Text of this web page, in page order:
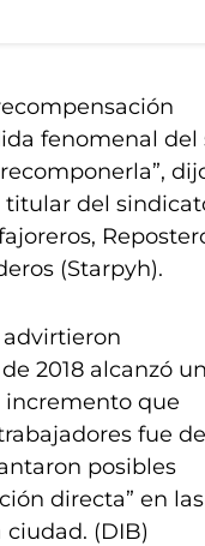
fenomenal del
titular del
(Starpyh).
advirtieron
2018 alcanzó
que
fue
posibles
directa” en
(DIB)